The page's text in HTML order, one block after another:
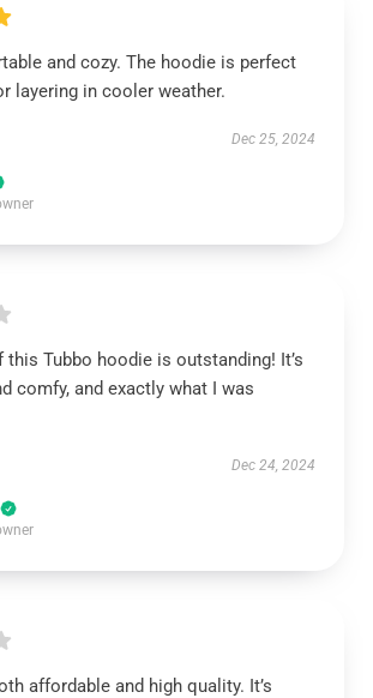
and cozy. The hoodie is perfect
layering in cooler weather.
Dec 25, 2024
Tubbo hoodie is outstanding! It’s
comfy, and exactly what I was
Dec 24, 2024
affordable and high quality. It’s